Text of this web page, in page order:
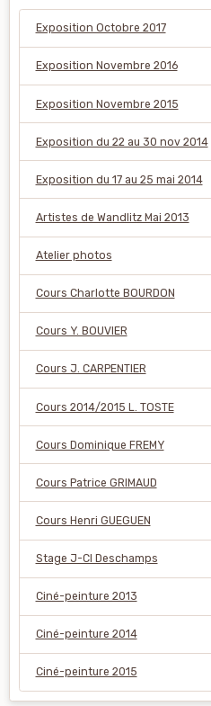
Exposition Octobre 2017
Exposition Novembre 2016
Exposition Novembre 2015
Exposition du 22 au 30 nov 2014
Exposition du 17 au 25 mai 2014
Artistes de Wandlitz Mai 2013
Atelier photos
Cours Charlotte BOURDON
Cours Y. BOUVIER
Cours J. CARPENTIER
Cours 2014/2015 L. TOSTE
Cours Dominique FREMY
Cours Patrice GRIMAUD
Cours Henri GUEGUEN
Stage J-Cl Deschamps
Ciné-peinture 2013
Ciné-peinture 2014
Ciné-peinture 2015